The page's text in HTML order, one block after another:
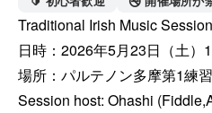
Traditional Irish Music
日時：2026年5月23日（土）
場所：パルテノン多摩第1練
Session host: Ohashi